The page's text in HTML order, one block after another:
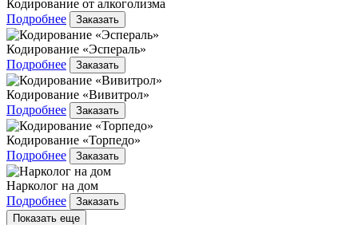
Кодирование от алкоголизма
Подробнее
Заказать
Кодирование «Эспераль»
Подробнее
Заказать
Кодирование «Вивитрол»
Подробнее
Заказать
Кодирование «Торпедо»
Подробнее
Заказать
Нарколог на дом
Подробнее
Заказать
Показать еще